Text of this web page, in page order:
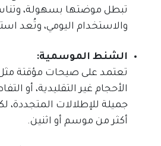
تبطل موضتها بسهولة،
والاستخدام اليومي، وتُعد
الشنط الموسمية:
تعتمد على صيحات مؤقتة مثل
الأحجام غير التقليدية، أو
جميلة للإطلالات المتجددة،
أكثر من موسم أو اثنين.